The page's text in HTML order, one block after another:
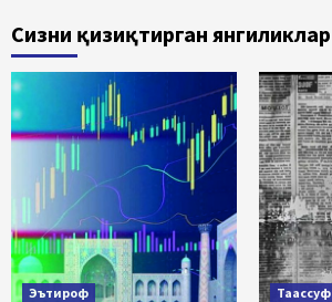
Сизни қизиқтирган янгиликлар
Эътироф Таассуф